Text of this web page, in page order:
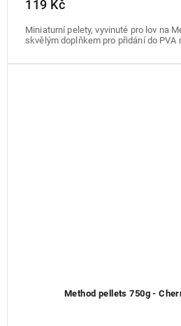
119 Kč
Miniaturní pelety, vyvinuté pro lov na
skvělým doplňkem pro přidání do PVA
Method pellets 750g -